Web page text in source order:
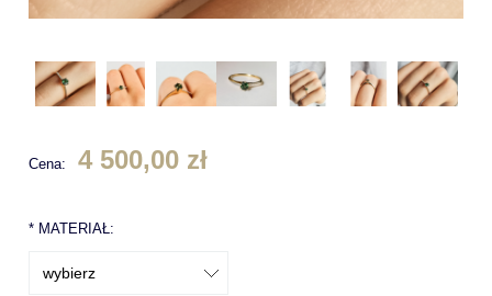
Cena: 4 500,00 zł
* MATERIAŁ: